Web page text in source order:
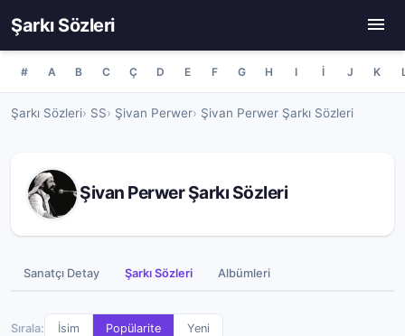
Şarkı Sözleri
# A B C Ç D E F G H I İ J K
Şarkı Sözleri SS Şivan Perwer Şivan Perwer Şarkı Sözleri
Şivan Perwer Şarkı Sözleri
Sanatçı Detay Şarkı Sözleri Albümleri
Sırala: İsim Popülarite Yeni